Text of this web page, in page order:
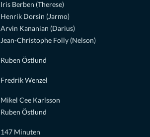
Iris Berben (Therese)
Henrik Dorsin (Jarmo)
Arvin Kananian (Darius)
Jean-Christophe Folly (Nelson)
Ruben Östlund
Fredrik Wenzel
Mikel Cee Karlsson
Ruben Östlund
147 Minuten